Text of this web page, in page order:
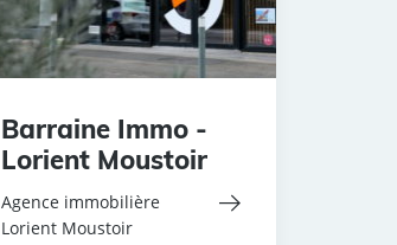
Barraine Immo -
Lorient Moustoir
Agence immobilière
Lorient Moustoir